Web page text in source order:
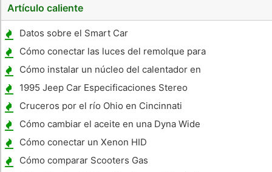
Artículo caliente
Datos sobre el Smart Car
Cómo conectar las luces del remolque para
un Auto
Cómo instalar un núcleo del calentador en
un Jeep Wrangler
1995 Jeep Car Especificaciones Stereo
Cruceros por el río Ohio en Cincinnati
Cómo cambiar el aceite en una Dyna Wide
Glide
Cómo conectar un Xenon HID
Cómo comparar Scooters Gas